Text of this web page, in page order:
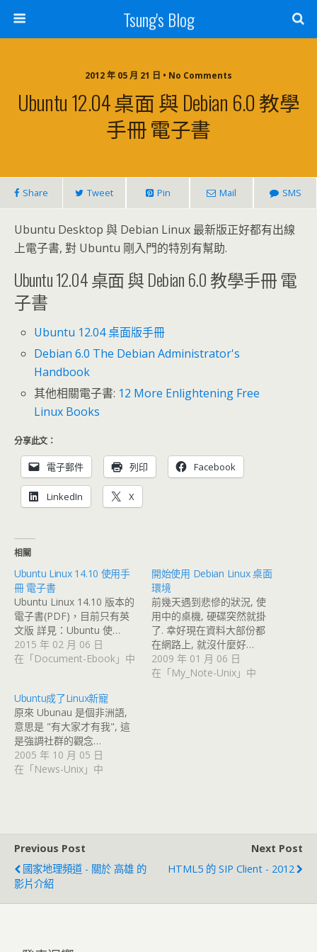
Tsung's Blog
2012 年 05 月 21 日 • No Comments
Ubuntu 12.04 桌面 與 Debian 6.0 教學
手冊 電子書
Share Tweet Pin Mail SMS
Ubuntu Desktop 與 Debian Linux 最新版正好都有出線
上電子書, 對 Ubuntu 剛入門的特別有幫助.
Ubuntu 12.04 桌面 與 Debian 6.0 教學手冊 電
子書
Ubuntu 12.04 桌面版手冊
Debian 6.0 The Debian Administrator's
Handbook
其他相關電子書: 12 More Enlightening Free
Linux Books
分享此文：
電子郵件 列印 Facebook
LinkedIn X
相關
Ubuntu Linux 14.10 使用手
冊 電子書
Ubuntu Linux 14.10 版本的
電子書(PDF)，目前只有英
文版 詳見：Ubuntu 使…
2015 年 02 月 06 日
在「Document-Ebook」中
開始使用 Debian Linux 桌面
環境
前幾天遇到悲慘的狀況, 使
用中的桌機, 硬碟突然就掛
了. 幸好現在資料大部份都
在網路上, 就沒什麼好…
2009 年 01 月 06 日
在「My_Note-Unix」中
Ubuntu成了Linux新寵
原來 Ubunau 是個非洲語,
意思是 "有大家才有我", 這
是強調社群的觀念…
2005 年 10 月 05 日
在「News-Unix」中
Previous Post
國家地理頻道 - 關於 高雄 的
影片介紹
Next Post
HTML5 的 SIP Client - 2012